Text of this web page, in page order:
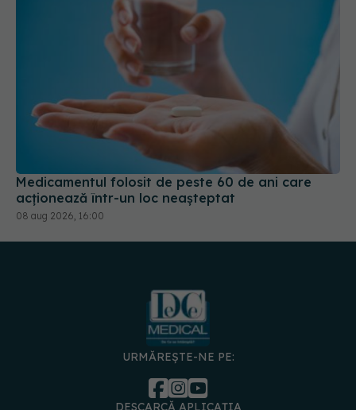
Medicamentul folosit de peste 60 de ani care
acționează într-un loc neașteptat
URMĂREȘTE-NE PE:
DESCARCĂ APLICAȚIA